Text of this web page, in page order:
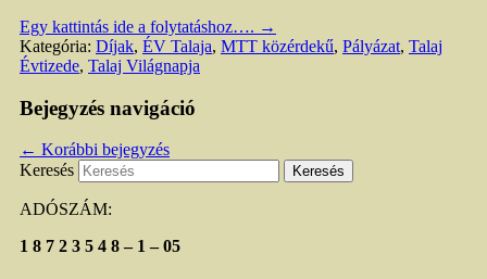
Egy kattintás ide a folytatáshoz…. →
Kategória: Díjak, ÉV Talaja, MTT közérdekű, Pályázat, Talaj
Évtizede, Talaj Világnapja
Bejegyzés navigáció
← Korábbi bejegyzés
Keresés
ADÓSZÁM:
1 8 7 2 3 5 4 8 – 1 – 05